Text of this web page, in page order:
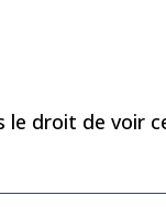
le droit de voir